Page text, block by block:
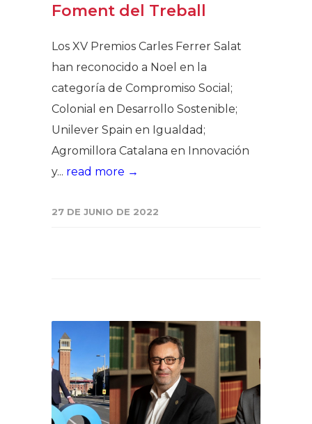
Foment del Treball
Los XV Premios Carles Ferrer Salat
han reconocido a Noel en la
categoría de Compromiso Social;
Colonial en Desarrollo Sostenible;
Unilever Spain en Igualdad;
Agromillora Catalana en Innovación
y... read more →
27 DE JUNIO DE 2022